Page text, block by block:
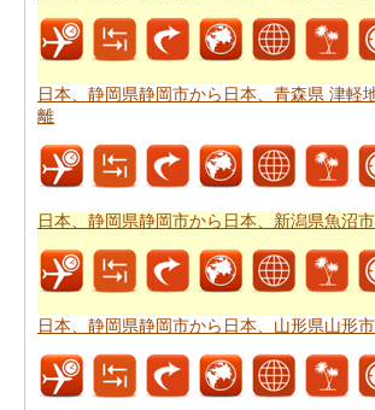
日本、静岡県静岡市から日本、静岡県
行機で旅行をお探しですか。あなたはま
知ることができます。
新しい場所に行くの後、あなたの目的
ることが重要です。場合はルートを認
あなたは日本、静岡県静岡市から日本、
す。
あなたは道路で旅行したいですか。駆
本、静岡県静岡市から日本、静岡県島田
行の費用をもらいます。
日本、静岡県静岡市から日本、青森県 津軽
離
日本、静岡県静岡市から日本、新潟県魚沼
日本、静岡県静岡市から日本、山形県山形